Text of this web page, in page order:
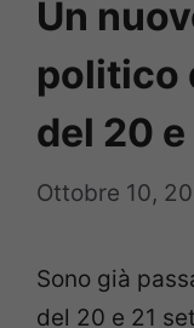
Un
politico
del 20
Ottobre 10,
Sono già
del 20 e 21